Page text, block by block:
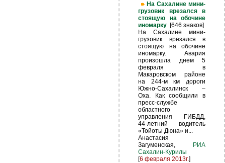
На Сахалине мини-
грузовик врезался в
стоящую на обочине
иномарку [646 знаков]
На Сахалине мини-
грузовик врезался в
стоящую на обочине
иномарку. Авария
произошла днем 5
февраля в
Макаровском районе
на 244-м км дороги
Южно-Сахалинск –
Оха. Как сообщили в
пресс-службе
областного
управления ГИБДД,
44-летний водитель
«Тойоты Дюна» и...
Анастасия
Загуменская,
РИА
Сахалин-Курилы
[6 февраля 2013г.]